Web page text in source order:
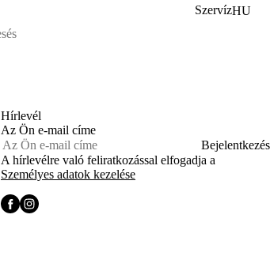
SzervízHU
Hírlevél
Az Ön e-mail címe
Bejelentkezés
A hírlevélre való feliratkozással elfogadja a
Személyes adatok kezelése